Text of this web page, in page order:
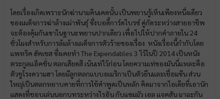
โดยเรื่องเกิดเพราะนักฆ่านามคินเคดนั้น เป็นพยานรู้เห็นเพียงหนึ่งเดียว
ของเผด็จการฆ่าล้างเผ่าพันธ์ุ ซึ่งบอดี้การ์ดไบรซ์ คู่กัดระหว่างสายอาชีพ
จะต้องคุ้มกันเขาในฐานะพยานปากเดียว เพื่อไปให้ปากคำภายใน 24
ชั่วโมงสำหรับการล้มล้างเผด็จการตัวร้ายของเรื่อง หนังเรื่องนี้กำกับโดย
แพทริค ฮัคเชส ซึ่งเคยทำ The Expendables 3 ไว้ในปี 2014 เป็นหนัง
ตระกูลแอ็คชั่น ตลกเสียดสี เน้นเท่ไว้ก่อน โดยความเท่ของมันนี่แหละคือ
ตัวชูโรงความฮา โดยมีลูกตลกแบบอเมริกาเป็นตัวยืนและเชื่อมซีน ส่วน
ใหญ่เป็นตลกหยาบคายที่การใช้คำพูดเป็นหลัก คิดมาจากไอเดียที่เอานัก
แสดงที่ชอบเล่นนอกบทระหว่างไรอัน กับแซมมัว เอล แจคสัน มาฉะกัน